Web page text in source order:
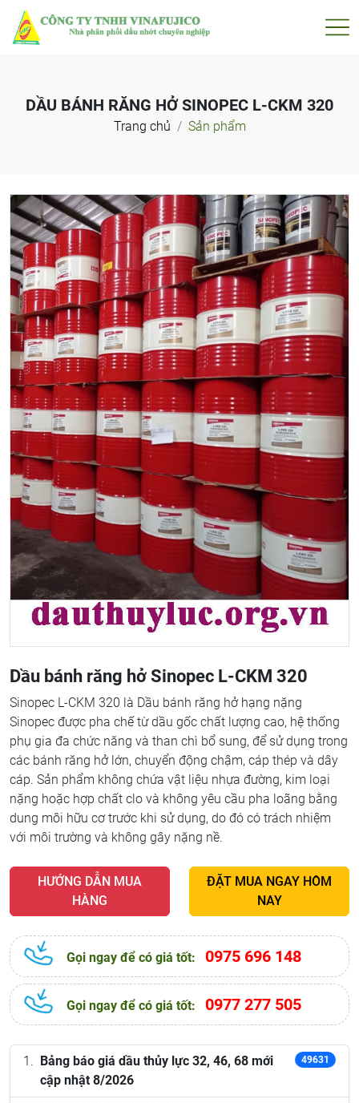
DẦU BÁNH RĂNG HỞ SINOPEC L-CKM 320
Trang chủ Sản phẩm
Dầu bánh răng hở Sinopec L-CKM 320
Sinopec L-CKM 320 là Dầu bánh răng hở hạng nặng
Sinopec được pha chế từ dầu gốc chất lượng cao, hệ thống
phụ gia đa chức năng và than chì bổ sung, để sử dụng trong
các bánh răng hở lớn, chuyển động chậm, cáp thép và dây
cáp. Sản phẩm không chứa vật liệu nhựa đường, kim loại
nặng hoặc hợp chất clo và không yêu cầu pha loãng bằng
dung môi hữu cơ trước khi sử dụng, do đó có trách nhiệm
với môi trường và không gây nặng nề.
HƯỚNG DẪN MUA
HÀNG
ĐẶT MUA NGAY HÔM
NAY
Gọi ngay để có giá tốt: 0975 696 148
Gọi ngay để có giá tốt: 0977 277 505
Bảng báo giá dầu thủy lực 32, 46, 68 mới
cập nhật 8/2026
49631